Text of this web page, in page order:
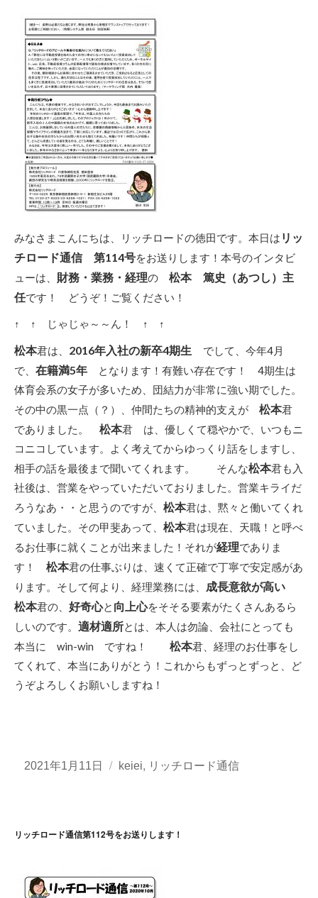
みなさまこんにちは、リッチロードの徳田です。本日は リッ
チロード通信 第114号をお送りします！本号のインタビ
ューは、 財務・業務・経理の 松本 篤史（あつし） 主
任です！ どうぞ！ご覧ください！
↑ ↑ じゃじゃ～～ん！ ↑ ↑
松本君は、 2016年入社の新卒4期生 でして、今年4月
で、 在籍満5年 となります！有難い存在です！ 4期生は
体育会系の女子が多いため、団結力が非常に強い期でした。
その中の黒一点（？）、仲間たちの精神的支えが 松本君
でありました。 松本君 は、優しくて穏やかで、いつもニ
コニコしています。よく考えてからゆっくり話をしますし、
相手の話を最後まで聞いてくれます。 そんな松本君も入
社後は、営業をやっていただいておりました。営業キライだ
ろうなあ・・と思うのですが、 松本君は、黙々と働いてくれ
ていました。その甲斐あって、 松本君は現在、天職！と呼べ
るお仕事に就くことが出来ました！それが経理でありま
す！ 松本君の仕事ぶりは、速くて正確で丁寧で安定感があ
ります。そして何より、経理業務には、 成長意欲が高い
松本君の、 好奇心と 向上心をそそる要素がたくさんあるら
しいのです。 適材適所とは、本人は勿論、会社にとっても
本当に win-win ですね！
松本君、経理のお仕事をし
てくれて、本当にありがとう！これからもずっとずっと、ど
うぞよろしくお願いしますね！
投
2021年1月11日
カ
ー
keiei, リッチロード通信
リッチロード通信第112号をお送りします！